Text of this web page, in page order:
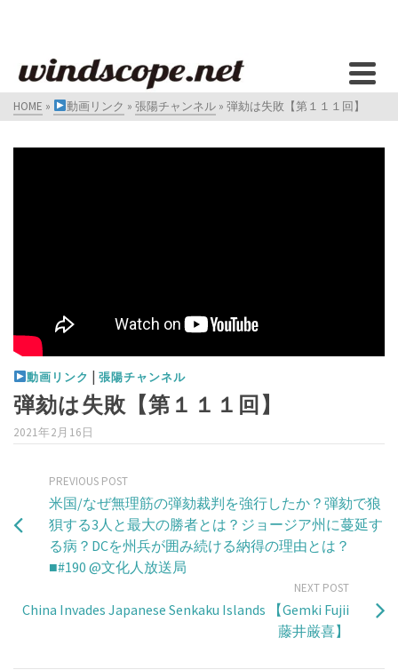
HOME » 動画リンク » 張陽チャンネル » 弾劾は失敗【第１１１回】
動画リンク | 張陽チャンネル
弾劾は失敗【第１１１回】
2021年2月16日
PREVIOUS POST
米国/なぜ無理筋の弾劾裁判を強行したか？弾劾で狼
狽する3人と最大の勝者とは？ジョージア州に蔓延す
る病？DCを州兵が囲み続ける納得の理由とは？
■#190 @文化人放送局
NEXT POST
China Invades Japanese Senkaku Islands 【Gemki Fujii
藤井厳喜】